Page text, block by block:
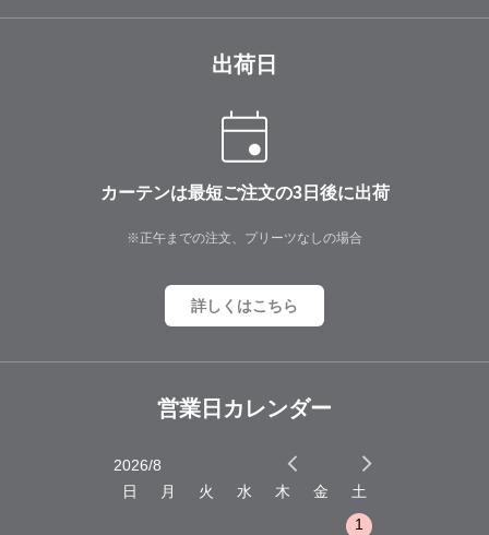
出荷日
カーテンは最短ご注文の3日後に出荷
※正午までの注文、プリーツなしの場合
詳しくはこちら
営業日カレンダー
2026/8
日
月 火 水 木 金
土
1